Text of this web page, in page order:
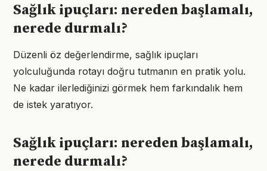
Sağlık ipuçları: nereden başlamalı,
nerede durmalı?
Düzenli öz değerlendirme, sağlık ipuçları
yolculuğunda rotayı doğru tutmanın en pratik yolu.
Ne kadar ilerlediğinizi görmek hem farkındalık hem
de istek yaratıyor.
Sağlık ipuçları: nereden başlamalı,
nerede durmalı?